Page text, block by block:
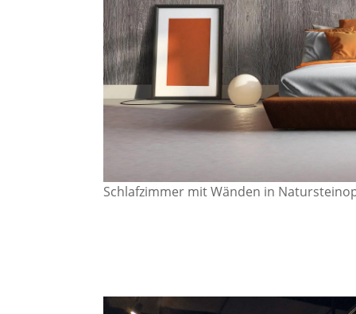
Schlafzimmer mit Wänden in